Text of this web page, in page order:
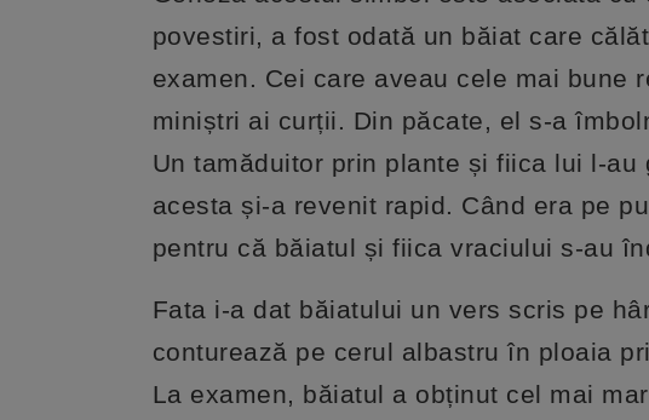
povestiri, a fost odată un băiat care
examen. Cei care aveau cele mai bune
miniștri ai curții. Din păcate, el s-a
Un tamăduitor prin plante și fiica lui l-
acesta și-a revenit rapid. Când era pe
pentru că băiatul și fiica vraciului s-au
Fata i-a dat băiatului un vers scris pe
conturează pe cerul albastru în ploaia
La examen, băiatul a obținut cel mai